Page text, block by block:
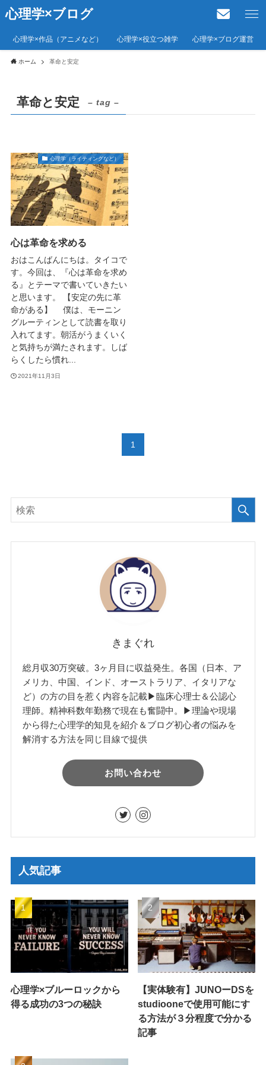
心理学×ブログ
心理学×作品（アニメなど） 心理学×役立つ雑学 心理学×ブログ運営
ホーム 革命と安定
革命と安定 – tag –
心理学（ライティングなど）
心は革命を求める
おはこんばんにちは。タイコで
す。今回は、『心は革命を求め
る』とテーマで書いていきたい
と思います。 【安定の先に革
命がある】 僕は、モーニン
グルーティンとして読書を取り
入れてます。朝活がうまくいく
と気持ちが満たされます。しば
らくしたら慣れ...
2021年11月3日
1
きまぐれ
総月収30万突破。3ヶ月目に収益発生。各国（日本、ア
メリカ、中国、インド、オーストラリア、イタリアな
ど）の方の目を惹く内容を記載▶︎臨床心理士＆公認心
理師。精神科数年勤務で現在も奮闘中。▶︎理論や現場
から得た心理学的知見を紹介＆ブログ初心者の悩みを
解消する方法を同じ目線で提供
お問い合わせ
人気記事
心理学×ブルーロックから
得る成功の3つの秘訣
【実体験有】JUNOーDSを
studiooneで使用可能にす
る方法が３分程度で分かる
記事